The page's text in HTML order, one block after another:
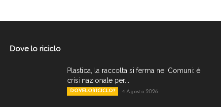
Dove lo riciclo
Plastica, la raccolta si ferma nei Comuni: è
crisi nazionale per...
DOVELORICICLO? 4 Agosto 2026